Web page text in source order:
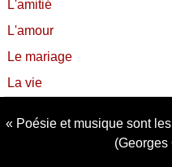
L'amitié
L'amour
Le mariage
La vie
Poésie et musique sont